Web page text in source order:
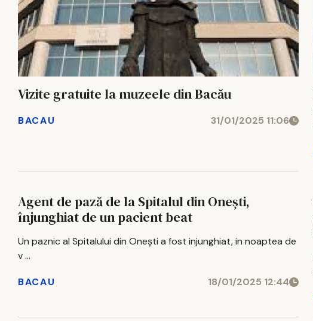
Vizite gratuite la muzeele din Bacău
BACAU 31/01/2025 11:06
Agent de pază de la Spitalul din Oneşti,
înjunghiat de un pacient beat
Un paznic al Spitalului din Oneşti a fost injunghiat, in noaptea de
v ...
BACAU 18/01/2025 12:44